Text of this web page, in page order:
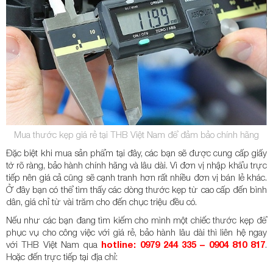
Mua thước kẹp giá rẻ tại THB Việt Nam để đảm bảo chính hãng
Đặc biệt khi mua sản phẩm tại đây, các bạn sẽ được cung cấp giấy
tờ rõ ràng, bảo hành chính hãng và lâu dài. Vì đơn vị nhập khẩu trực
tiếp nên giá cả cũng sẽ cạnh tranh hơn rất nhiều đơn vị bán lẻ khác.
Ở đây bạn có thể tìm thấy các dòng thước kẹp từ cao cấp đến bình
dân, giá chỉ từ vài trăm cho đến chục triệu đều có.
Nếu như các bạn đang tìm kiếm cho mình một chiếc thước kẹp để
phục vụ cho công việc với giá rẻ, bảo hành lâu dài thì liên hệ ngay
với THB Việt Nam qua hotline: 0979 244 335 – 0904 810 817.
Hoặc đến trực tiếp tại địa chỉ: